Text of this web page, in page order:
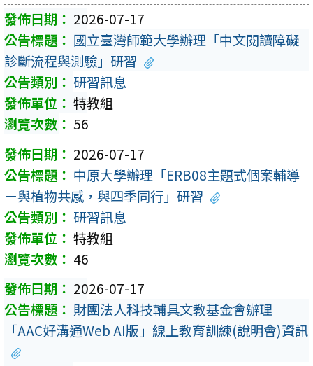
2026-07-17
國立臺灣師範大學辦理「中文閱讀障礙
診斷流程與測驗」研習
研習訊息
特教組
56
2026-07-17
中原大學辦理「ERB08主題式個案輔導
－與植物共感，與四季同行」研習
研習訊息
特教組
46
2026-07-17
財團法人科技輔具文教基金會辦理
「AAC好溝通Web AI版」線上教育訓練(說明會)資訊